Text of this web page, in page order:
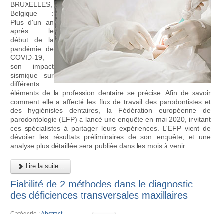
BRUXELLES,
Belgique :
Plus d'un an
après le
début de la
pandémie de
COVID-19,
son impact
sismique sur
différents
éléments de la profession dentaire se précise. Afin de savoir
comment elle a affecté les flux de travail des parodontistes et
des hygiénistes dentaires, la Fédération européenne de
parodontologie (EFP) a lancé une enquête en mai 2020, invitant
ces spécialistes à partager leurs expériences. L'EFP vient de
dévoiler les résultats préliminaires de son enquête, et une
analyse plus détaillée sera publiée dans les mois à venir.
Lire la suite...
Fiabilité de 2 méthodes dans le diagnostic
des déficiences transversales maxillaires